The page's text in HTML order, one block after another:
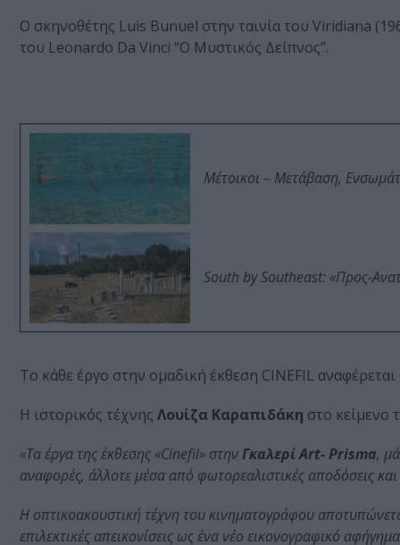
Ο σκηνοθέτης Luis Bunuel στην ταινία του Viridiana
του Leonardo Da Vinci “Ο Μυστικός Δείπνος”.
Μέτοικοι – Μετάβαση,
South by Southeast: «Προς-
Το κάθε έργο στην ομαδική έκθεση CINEFIL
Η ιστορικός τέχνης Λουίζα Καραπιδάκη στο κείμενο
«Τα έργα της έκθεσης «Cinefil» στηνΓκαλερί Art- Prisma,
αναφορές, άλλοτε μέσα από φωτορεαλιστικές αποδόσεις
Η οπτικοακουστική τέχνη του κινηματογράφου
επιλεκτικές απεικονίσεις ως ένα νέο εικονογραφικό